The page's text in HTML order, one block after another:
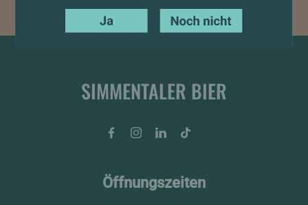
SIMMENTALER BIER
FacebookInstagramLinkedInTiktok
Öffnungszeiten
BIST DU 18 JAHRE ALT ODER ÄLTER?
YES NO